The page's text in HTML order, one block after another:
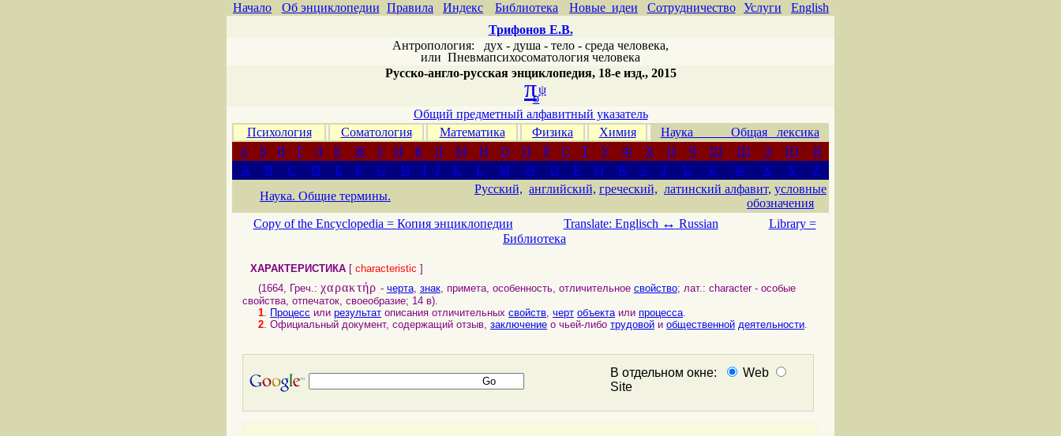
Начало Об энциклопедии Правила Индекс Библиотека Новые идеи Сотрудничество Услуги
English
Трифонов Е.В.
Антропология: дух - душа - тело - среда человека,
или Пневмапсихосоматология человека
Русско-англо-русская энциклопедия, 18-е изд., 2015
πψ
σ
Общий предметный алфавитный указатель
Психология
Соматология Математика Физика Химия
Наука Общая лексика
А
Б В Г Д Е Ж З И К Л М Н О П Р С Т У Ф Х Ц Ч Ш Щ Э Ю
Я
A
B C D E F G H I J K L M N O P Q R S T U V W X Y
Z
Наука. Общие термины.
Русский, английский, греческий, латинский алфавит, условные
обозначения
Copy of the Encyclopedia = Копия энциклопедии Translate: Englisch ↔ Russian
Library =
Библиотека
ХАРАКТЕРИСТИКА [ characteristic ]
(1664, Греч.: χαρακτήρ - черта, знак, примета, особенность, отличительное свойство; лат.: character - особые
свойства, отпечаток, своеобразие; 14 в).
1. Процесс или результат описания отличительных свойств, черт объектаили процесса.
2. Официальный документ, содержащий отзыв, заключение о чьей-либо трудовой и общественной деятельности.
В отдельном окне:
Web
Site